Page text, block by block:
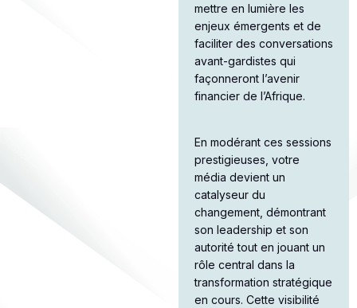
mettre en lumière les
enjeux émergents et de
faciliter des conversations
avant-gardistes qui
façonneront l’avenir
financier de l’Afrique.​
En modérant ces sessions
prestigieuses, votre
média devient un
catalyseur du
changement, démontrant
son leadership et son
autorité tout en jouant un
rôle central dans la
transformation stratégique
en cours. Cette visibilité